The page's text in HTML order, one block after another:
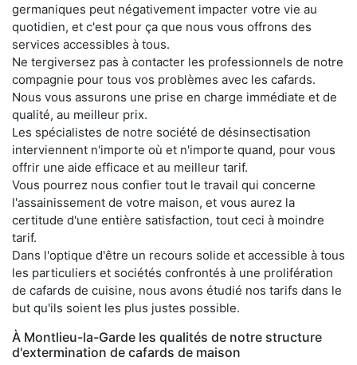
germaniques peut négativement impacter votre vie au
quotidien, et c'est pour ça que nous vous offrons des
services accessibles à tous.
Ne tergiversez pas à contacter les professionnels de notre
compagnie pour tous vos problèmes avec les cafards.
Nous vous assurons une prise en charge immédiate et de
qualité, au meilleur prix.
Les spécialistes de notre société de désinsectisation
interviennent n'importe où et n'importe quand, pour vous
offrir une aide efficace et au meilleur tarif.
Vous pourrez nous confier tout le travail qui concerne
l'assainissement de votre maison, et vous aurez la
certitude d'une entière satisfaction, tout ceci à moindre
tarif.
Dans l'optique d'être un recours solide et accessible à tous
les particuliers et sociétés confrontés à une prolifération
de cafards de cuisine, nous avons étudié nos tarifs dans le
but qu'ils soient les plus justes possible.
À Montlieu-la-Garde les qualités de notre structure
d'extermination de cafards de maison